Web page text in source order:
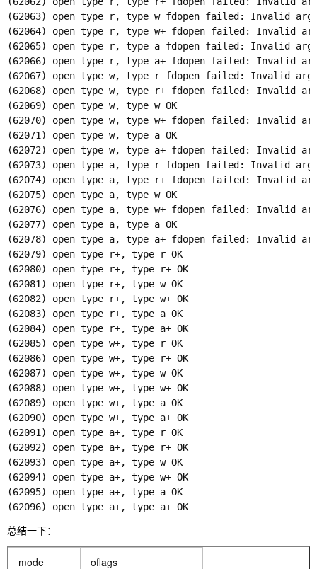
(62063) open type r, type w fdopen failed: Invalid
(62064) open type r, type w+ fdopen failed: Invalid
(62065) open type r, type a fdopen failed: Invalid
(62066) open type r, type a+ fdopen failed: Invalid
(62067) open type w, type r fdopen failed: Invalid
(62068) open type w, type r+ fdopen failed: Invalid
(62069) open type w, type w OK
(62070) open type w, type w+ fdopen failed: Invalid
(62071) open type w, type a OK
(62072) open type w, type a+ fdopen failed: Invalid
(62073) open type a, type r fdopen failed: Invalid
(62074) open type a, type r+ fdopen failed: Invalid
(62075) open type a, type w OK
(62076) open type a, type w+ fdopen failed: Invalid
(62077) open type a, type a OK
(62078) open type a, type a+ fdopen failed: Invalid
(62079) open type r+, type r OK
(62080) open type r+, type r+ OK
(62081) open type r+, type w OK
(62082) open type r+, type w+ OK
(62083) open type r+, type a OK
(62084) open type r+, type a+ OK
(62085) open type w+, type r OK
(62086) open type w+, type r+ OK
(62087) open type w+, type w OK
(62088) open type w+, type w+ OK
(62089) open type w+, type a OK
(62090) open type w+, type a+ OK
(62091) open type a+, type r OK
(62092) open type a+, type r+ OK
(62093) open type a+, type w OK
(62094) open type a+, type w+ OK
(62095) open type a+, type a OK
(62096) open type a+, type a+ OK
总结一下：
mode oflags